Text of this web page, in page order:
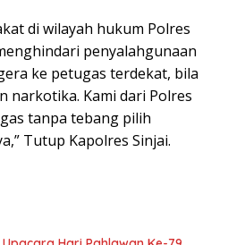
di wilayah hukum Polres
penyalahgunaan
ke petugas terdekat, bila
narkotika. Kami dari Polres
tanpa tebang pilih
Tutup Kapolres Sinjai.